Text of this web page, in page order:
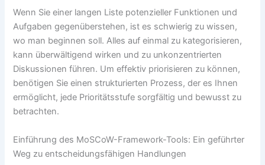
Wenn Sie einer langen Liste potenzieller Funktionen und
Aufgaben gegenüberstehen, ist es schwierig zu wissen,
wo man beginnen soll. Alles auf einmal zu kategorisieren,
kann überwältigend wirken und zu unkonzentrierten
Diskussionen führen. Um effektiv priorisieren zu können,
benötigen Sie einen strukturierten Prozess, der es Ihnen
ermöglicht, jede Prioritätsstufe sorgfältig und bewusst zu
betrachten.
Einführung des MoSCoW-Framework-Tools: Ein geführter
Weg zu entscheidungsfähigen Handlungen